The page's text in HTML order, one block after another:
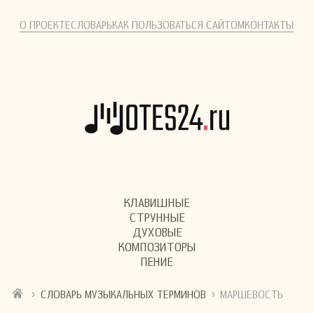
О ПРОЕКТЕСЛОВАРЬКАК ПОЛЬЗОВАТЬСЯ САЙТОМКОНТАКТЫ
КЛАВИШНЫЕ
СТРУННЫЕ
ДУХОВЫЕ
КОМПОЗИТОРЫ
ПЕНИЕ
› СЛОВАРЬ МУЗЫКАЛЬНЫХ ТЕРМИНОВ › МАРШЕВОСТЬ